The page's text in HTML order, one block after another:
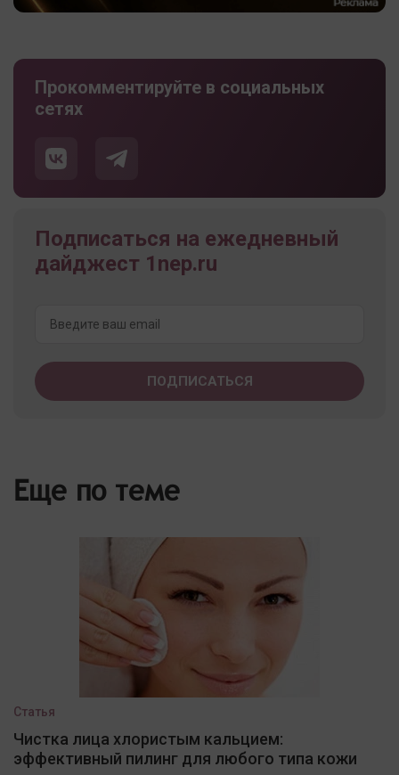
Прокомментируйте в социальных
сетях
Подписаться на ежедневный
дайджест 1nep.ru
Еще по теме
Статья
Чистка лица хлористым кальцием:
эффективный пилинг для любого типа кожи